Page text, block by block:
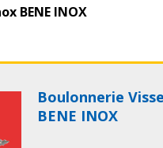
BENE INOX
Boulonnerie
BENE INOX